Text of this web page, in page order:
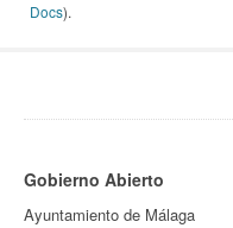
Docs).
Gobierno Abierto
Ayuntamiento de Málaga